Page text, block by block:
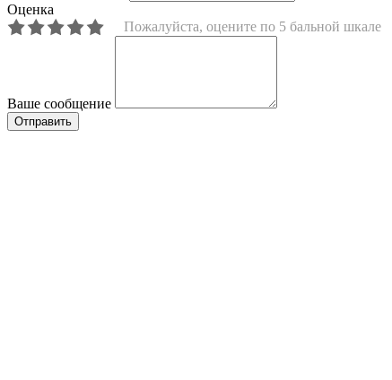
Оценка
Пожалуйста, оцените по 5 бальной шкале
Ваше сообщение